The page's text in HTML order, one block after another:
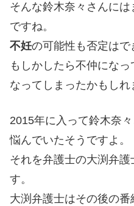
そんな鈴木奈々さんに
ですね。
不妊の可能性も否定はで
もしかしたら不仲にな
なってしまったかもしれ
2015年に入って鈴木奈
悩んでいたそうですよ。
それを弁護士の大渕弁
す。
大渕弁護士はその後の番